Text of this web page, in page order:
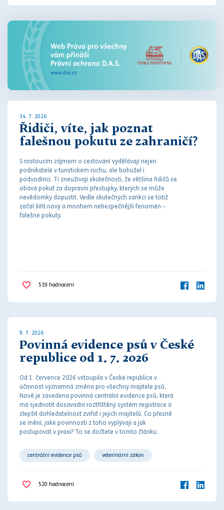
14. 7. 2026
Řidiči, víte, jak poznat
falešnou pokutu ze zahraničí?
S rostoucím zájmem o cestování vydělávají nejen
podnikatelé v turistickém ruchu, ale bohužel i
podvodníci. Ti zneužívají skutečnosti, že většina řidičů se
obává pokut za dopravní přestupky, kterých se může
nevědomky dopustit. Vedle skutečných sankcí se totiž
začal šířit nový a mnohem nebezpečnější fenomén –
falešné pokuty.
519 hodnocení
9. 7. 2026
Povinná evidence psů v České
republice od 1. 7. 2026
Od 1. července 2026 vstoupila v České republice v
účinnost významná změna pro všechny majitele psů.
Nově je zavedena povinná centrální evidence psů, která
má sjednotit dosavadní roztříštěný systém registrace a
zlepšit dohledatelnost zvířat i jejich majitelů. Co přesně
se mění, jaké povinnosti z toho vyplývají a jak
postupovat v praxi? To se dočtete v tomto článku.
centrální evidence psů veterinární zákon
520 hodnocení